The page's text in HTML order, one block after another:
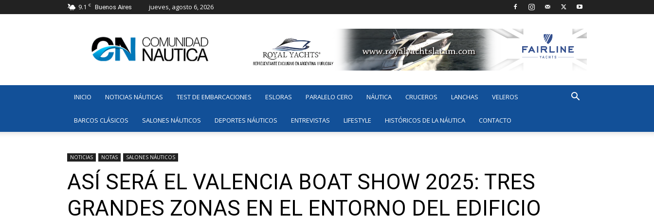
9.1 C Buenos Aires jueves, agosto 6, 2026
Náutica
INICIO NOTICIAS NÁUTICAS TEST DE EMBARCACIONES ESLORAS PARALELO CERO NÁUTICA CRUCEROS LANCHAS VELEROS
BARCOS CLÁSICOS SALONES NÁUTICOS DEPORTES NÁUTICOS ENTREVISTAS LIFESTYLE HISTÓRICOS DE LA NÁUTICA CONTACTO
NOTICIAS NOTAS SALONES NÁUTICOS
ASÍ SERÁ EL VALENCIA BOAT SHOW 2025: TRES
GRANDES ZONAS EN EL ENTORNO DEL EDIFICIO